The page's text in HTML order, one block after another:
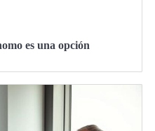
es una opción